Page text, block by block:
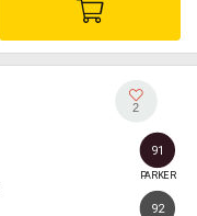
2
91
PARKER
92